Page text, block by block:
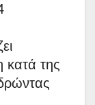
κατά της